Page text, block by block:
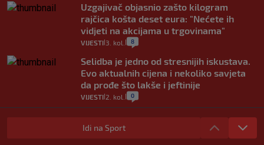
Uzgajivač objasnio zašto kilogram
rajčica košta deset eura: "Nećete ih
vidjeti na akcijama u trgovinama"
VIJESTI 3. kol. 8
Selidba je jedno od stresnijih iskustava.
Evo aktualnih cijena i nekoliko savjeta
da prođe što lakše i jeftinije
VIJESTI 2. kol. 0
Izračunali smo koliko košta putovanje
automobilom na Hvar iz Zagreba, a
Idi na Sport